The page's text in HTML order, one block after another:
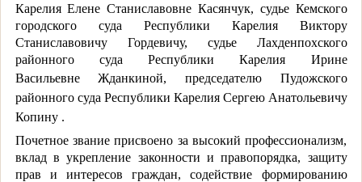
Карелия Елене Станиславовне Касянчук, судье Кемского
городского суда Республики Карелия Виктору
Станиславовичу Гордевичу, судье Лахденпохского
районного суда Республики Карелия Ирине
ВасильевнеЖданкиной, председателю Пудожского
районного суда Республики Карелия Сергею Анатольевичу
Копину .
Почетное звание присвоено за высокий профессионализм,
вклад в укрепление законности и правопорядка, защиту
прав и интересов граждан, содействие формированию